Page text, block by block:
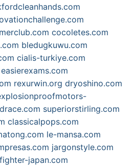
cocoletes.com
bledugkuwu.com
cialis-turkiye.com
easierexams.com
rexurwin.org dryoshino.com
superiorstirling.com
classicalpops.com
le-mansa.com
jargonstyle.com
japan.com